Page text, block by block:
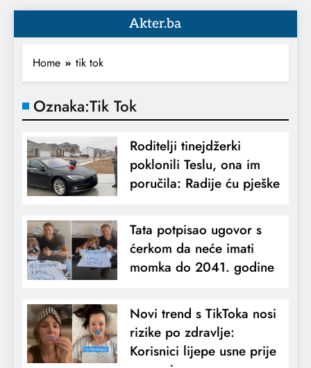
Akter.ba
Home tik tok
Oznaka:Tik Tok
Roditelji tinejdžerki
poklonili Teslu, ona im
poručila: Radije ću pješke
Tata potpisao ugovor s
ćerkom da neće imati
momka do 2041. godine
Novi trend s TikToka nosi
rizike po zdravlje:
Korisnici lijepe usne prije